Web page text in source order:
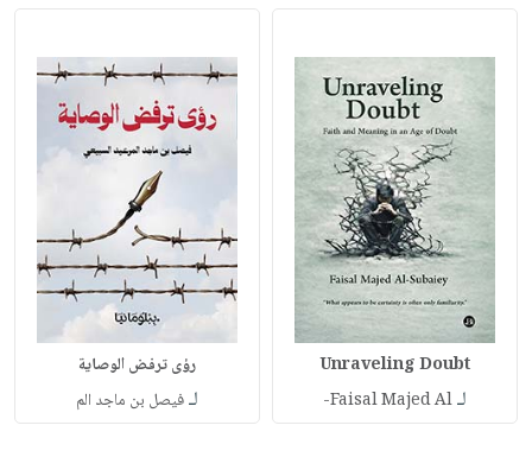
Unraveling Doubt
لـFaisal Majed Al-
رؤى ترفض الوصاية
لـفيصل بن ماجد الم